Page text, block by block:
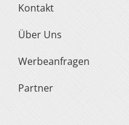
Kontakt
Über Uns
Werbeanfragen
Partner